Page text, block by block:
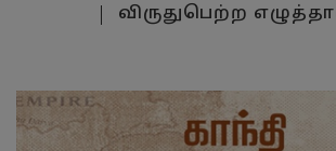
விருதுபெற்ற